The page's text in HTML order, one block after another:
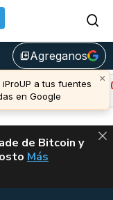
library_addAgreganos
×
a tus fuentes
en Google
Avalanche (-
u$s 6,44
de Bitcoin y
VUELVE EL
Más